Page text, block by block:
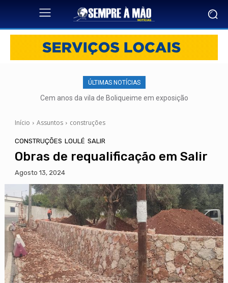
ÚLTIMAS NOTÍCIAS
Cem anos da vila de Boliqueime em exposição
Início Assuntos construções
CONSTRUÇÕES LOULÉ SALIR
Obras de requalificação em Salir
Agosto 13, 2024